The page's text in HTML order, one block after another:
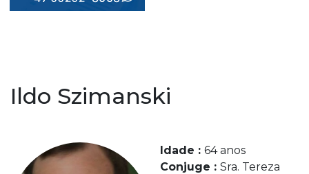
Ildo Szimanski
Idade : 64 anos
Conjuge : Sra. Tereza